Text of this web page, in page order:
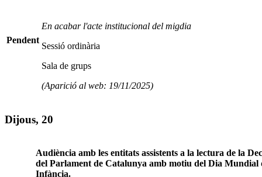
Pendent
En acabar l'acte institucional del migdia
Sessió ordinària
Sala de grups
(Aparició al web: 19/11/2025)
Dijous, 20
Audiència amb les entitats assistents a la lectura de la
del Parlament de Catalunya amb motiu del Dia Mundial
Infància.